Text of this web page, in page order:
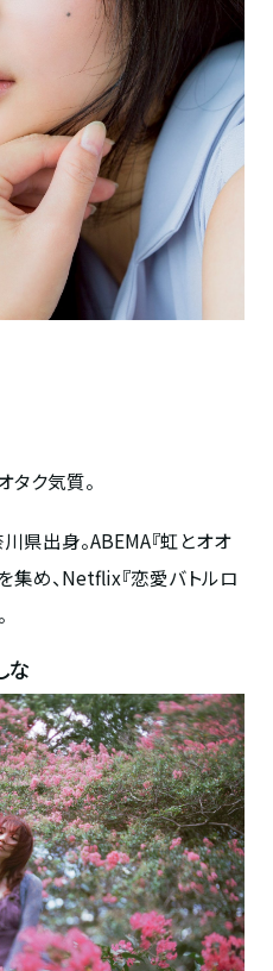
タク気質。
県出身。ABEMA『虹とオオ
集め、Netflix『恋愛バトルロ